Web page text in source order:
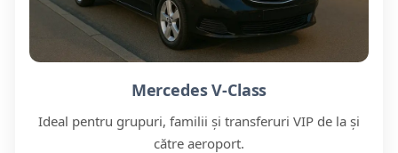
Mercedes V-Class
Ideal pentru grupuri, familii și transferuri VIP de la și
către aeroport.